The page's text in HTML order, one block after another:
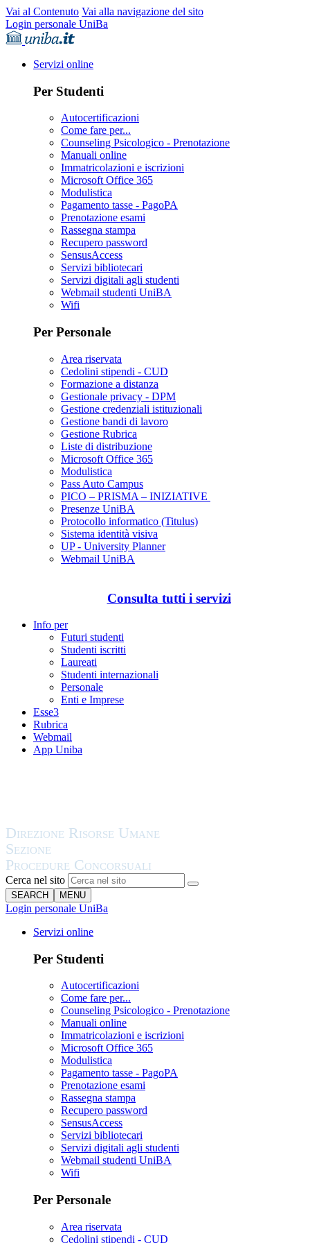
Vai al Contenuto Vai alla navigazione del sito
Login personale UniBa
Servizi online
Per Studenti
Autocertificazioni
Come fare per...
Counseling Psicologico - Prenotazione
Manuali online
Immatricolazioni e iscrizioni
Microsoft Office 365
Modulistica
Pagamento tasse - PagoPA
Prenotazione esami
Rassegna stampa
Recupero password
SensusAccess
Servizi bibliotecari
Servizi digitali agli studenti
Webmail studenti UniBA
Wifi
Per Personale
Area riservata
Cedolini stipendi - CUD
Formazione a distanza
Gestionale privacy - DPM
Gestione credenziali istituzionali
Gestione bandi di lavoro
Gestione Rubrica
Liste di distribuzione
Microsoft Office 365
Modulistica
Pass Auto Campus
PICO – PRISMA – INIZIATIVE
Presenze UniBA
Protocollo informatico (Titulus)
Sistema identità visiva
UP - University Planner
Webmail UniBA
Consulta tutti i servizi
Info per
Futuri studenti
Studenti iscritti
Laureati
Studenti internazionali
Personale
Enti e Imprese
Esse3
Rubrica
Webmail
App Uniba
Cerca nel sito
SEARCH MENU
Login personale UniBa
Servizi online
Per Studenti
Autocertificazioni
Come fare per...
Counseling Psicologico - Prenotazione
Manuali online
Immatricolazioni e iscrizioni
Microsoft Office 365
Modulistica
Pagamento tasse - PagoPA
Prenotazione esami
Rassegna stampa
Recupero password
SensusAccess
Servizi bibliotecari
Servizi digitali agli studenti
Webmail studenti UniBA
Wifi
Per Personale
Area riservata
Cedolini stipendi - CUD